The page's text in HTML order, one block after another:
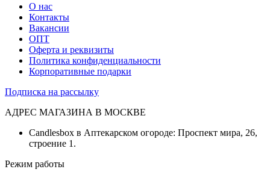
О нас
Контакты
Вакансии
ОПТ
Оферта и реквизиты
Политика конфиденциальности
Корпоративные подарки
Подписка на рассылку
АДРЕС МАГАЗИНА В МОСКВЕ
Candlesbox в Аптекарском огороде: Проспект мира, 26,
строение 1.
Режим работы